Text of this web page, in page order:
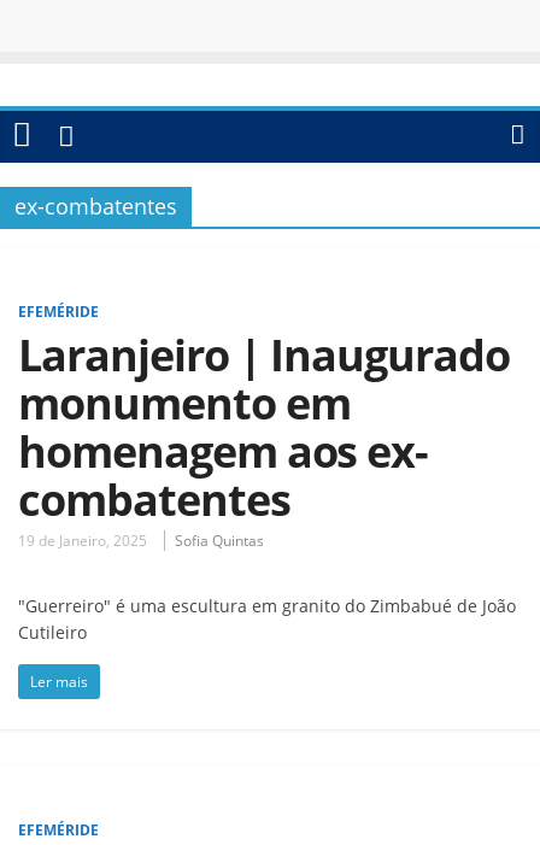
ex-combatentes
EFEMÉRIDE
Laranjeiro | Inaugurado
monumento em
homenagem aos ex-
combatentes
19 de Janeiro, 2025 Sofia Quintas
"Guerreiro" é uma escultura em granito do Zimbabué de João
Cutileiro
Ler mais
EFEMÉRIDE